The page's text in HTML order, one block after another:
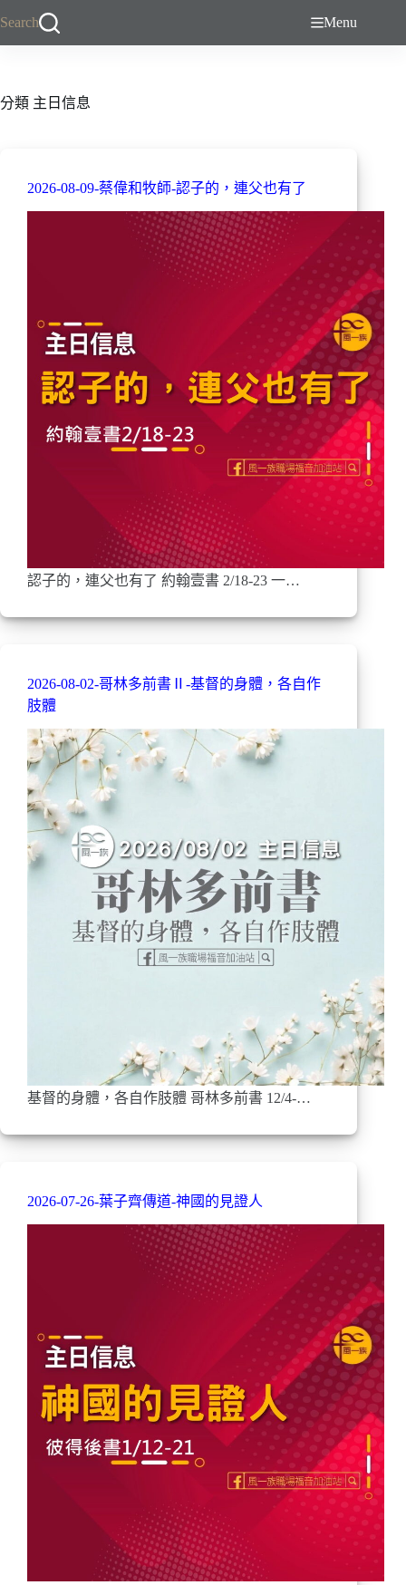
內
Search Menu
分類 主日信息
2026-08-09-蔡偉和牧師-認子的，連父也有了
認子的，連父也有了 約翰壹書 2/18-23 一…
2026-08-02-哥林多前書Ⅱ-基督的身體，各自作
肢體
基督的身體，各自作肢體 哥林多前書 12/4-…
2026-07-26-葉子齊傳道-神國的見證人